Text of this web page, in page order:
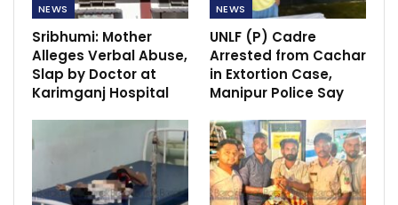
NEWS
Sribhumi: Mother
Alleges Verbal Abuse,
Slap by Doctor at
Karimganj Hospital
NEWS
UNLF (P) Cadre
Arrested from Cachar
in Extortion Case,
Manipur Police Say